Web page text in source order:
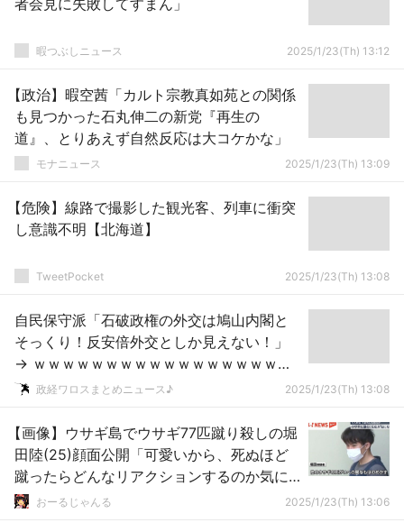
者会見に失敗してすまん」
暇つぶしニュース 2025/1/23(Th) 13:12
【政治】暇空茜「カルト宗教真如苑との関係
も見つかった石丸伸二の新党『再生の
道』、とりあえず自然反応は大コケかな」
モナニュース 2025/1/23(Th) 13:09
【危険】線路で撮影した観光客、列車に衝突
し意識不明【北海道】
TweetPocket 2025/1/23(Th) 13:08
自民保守派「石破政権の外交は鳩山内閣と
そっくり！反安倍外交としか見えない！」
→ ｗｗｗｗｗｗｗｗｗｗｗｗｗｗｗｗｗｗ
ｗ 政経ワロスまとめニュース♪ 2025/1/23(Th) 13:08
【画像】ウサギ島でウサギ77匹蹴り殺しの堀
田陸(25)顔面公開「可愛いから、死ぬほど
蹴ったらどんなリアクションするのか気に
なった」
おーるじゃんる 2025/1/23(Th) 13:06